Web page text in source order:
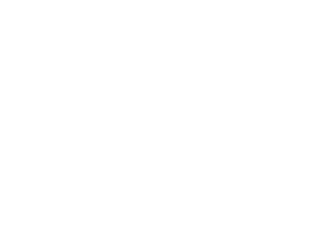
ЗАКАЗОВ С 9:00-22:00,